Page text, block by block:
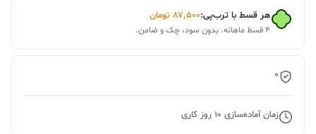
هر قسط با ترب‌پی:۸۷٬۵۰۰ تومان
۴ قسط ماهانه. بدون سود، چک و ضامن.
0
زمان آماده‌سازی 10 روز کاری